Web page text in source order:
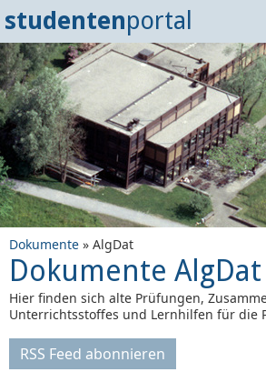
studentenportal
Home
Dokumente
Events
? Tipps
Login
Dokumente » AlgDat
Dokumente AlgDat
Hier finden sich alte Prüfungen,
Unterrichtsstoffes und Lernhilfen für die
RSS Feed abonnieren